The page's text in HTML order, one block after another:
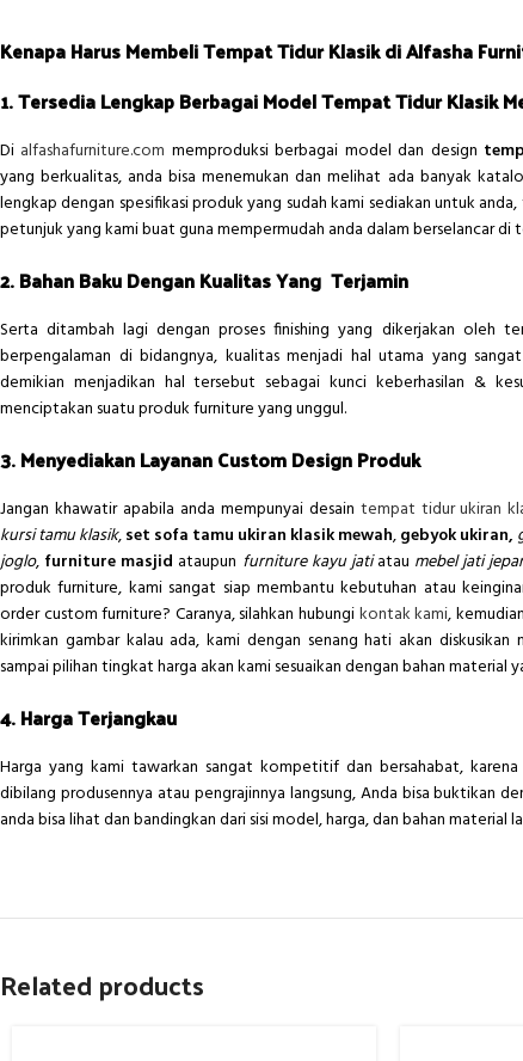
Kenapa Harus Membeli Tempat Tidur Klasik di Alfasha
1. Tersedia Lengkap Berbagai Model Tempat Tidur Klasik
Di alfashafurniture.com memproduksi berbagai model dan design
yang berkualitas, anda bisa menemukan dan melihat ada banyak
lengkap dengan spesifikasi produk yang sudah kami sediakan untuk
petunjuk yang kami buat guna mempermudah anda dalam berselancar di
2. Bahan Baku Dengan Kualitas Yang Terjamin
Serta ditambah lagi dengan proses finishing yang dikerjakan oleh
berpengalaman di bidangnya, kualitas menjadi hal utama yang
demikian menjadikan hal tersebut sebagai kunci keberhasilan &
menciptakan suatu produk furniture yang unggul.
3. Menyediakan Layanan Custom Design Produk
Jangan khawatir apabila anda mempunyai desain tempat tidur ukiran
kursi tamu klasik,set sofa tamu ukiran klasik mewah,gebyok ukiran,
joglo, furniture masjid ataupun furniture kayu jatiatau mebel jati
produk furniture, kami sangat siap membantu kebutuhan atau
order custom furniture? Caranya, silahkan hubungikontak kami,
kirimkan gambar kalau ada, kami dengan senang hati akan diskusikan
sampai pilihan tingkat harga akan kami sesuaikan dengan bahan material
4. Harga Terjangkau
Harga yang kami tawarkan sangat kompetitif dan bersahabat,
dibilang produsennya atau pengrajinnya langsung, Anda bisa buktikan
anda bisa lihat dan bandingkan dari sisi model, harga, dan bahan material
Related products